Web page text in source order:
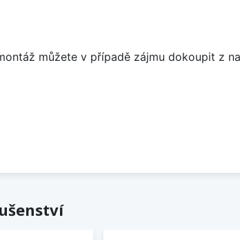
můžete v případě zájmu dokoupit z